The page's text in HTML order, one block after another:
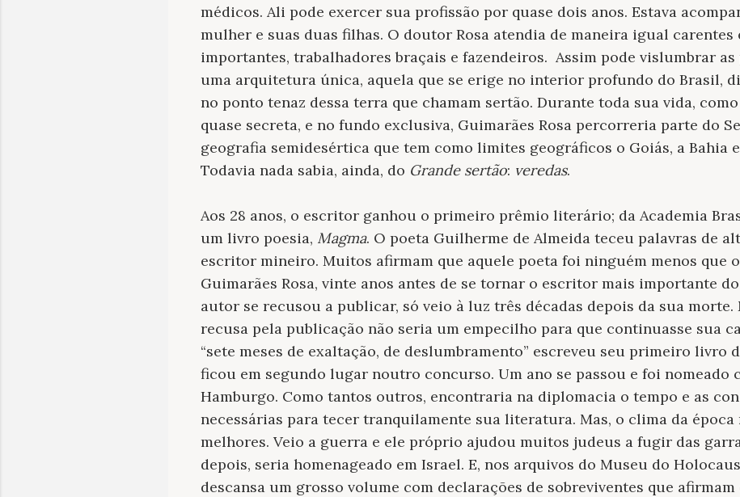
médicos. Ali pode exercer sua profissão por quase dois anos. Estava
mulher e suas duas filhas. O doutor Rosa atendia de maneira igual carentes
importantes, trabalhadores braçais e fazendeiros. Assim pode vislumbrar
uma arquitetura única, aquela que se erige no interior profundo do Brasil,
no ponto tenaz dessa terra que chamam sertão. Durante toda sua vida,
quase secreta, e no fundo exclusiva, Guimarães Rosa percorreria parte do
geografia semidesértica que tem como limites geográficos o Goiás, a Bahia
Todavia nada sabia, ainda, do Grande sertão: veredas.
Aos 28 anos, o escritor ganhou o primeiro prêmio literário; da Academia
um livro poesia, Magma. O poeta Guilherme de Almeida teceu palavras de
escritor mineiro. Muitos afirmam que aquele poeta foi ninguém menos que
Guimarães Rosa, vinte anos antes de se tornar o escritor mais importante
autor se recusou a publicar, só veio à luz três décadas depois da sua morte.
recusa pela publicação não seria um empecilho para que continuasse sua
“sete meses de exaltação, de deslumbramento” escreveu seu primeiro livro
ficou em segundo lugar noutro concurso. Um ano se passou e foi nomeado
Hamburgo. Como tantos outros, encontraria na diplomacia o tempo e as
necessárias para tecer tranquilamente sua literatura. Mas, o clima da época
melhores. Veio a guerra e ele próprio ajudou muitos judeus a fugir das
depois, seria homenageado em Israel. E, nos arquivos do Museu do
descansa um grosso volume com declarações de sobreviventes que afirmam